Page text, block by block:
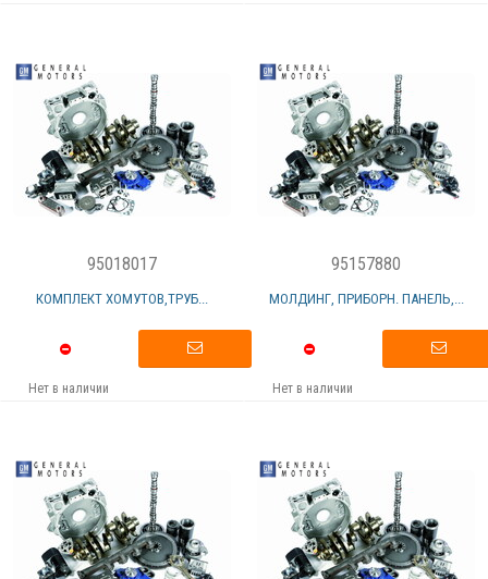
95018017
КОМПЛЕКТ ХОМУТОВ,ТРУБ...
Нет в наличии
95157880
МОЛДИНГ, ПРИБОРН. ПАНЕЛЬ,...
Нет в наличии